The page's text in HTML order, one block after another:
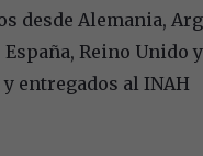
desde Alemania,
España, Reino Unido
entregados al INAH